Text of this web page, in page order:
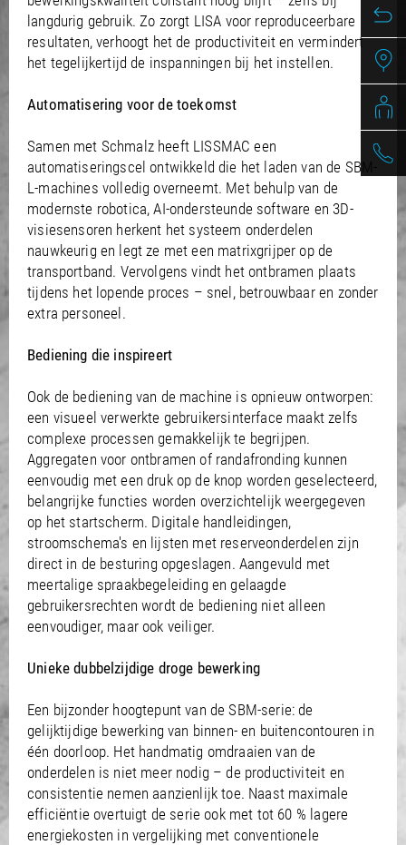
langdurig gebruik. Zo zorgt LISA voor reproduceerbare
resultaten, verhoogt het de productiviteit en vermindert
het tegelijkertijd de inspanningen bij het instellen.
Automatisering voor de toekomst
Samen met Schmalz heeft LISSMAC een
automatiseringscel ontwikkeld die het laden van de SBM-
L-machines volledig overneemt. Met behulp van de
modernste robotica, AI-ondersteunde software en 3D-
visiesensoren herkent het systeem onderdelen
nauwkeurig en legt ze met een matrixgrijper op de
transportband. Vervolgens vindt het ontbramen plaats
tijdens het lopende proces – snel, betrouwbaar en zonder
extra personeel.
Bediening die inspireert
Ook de bediening van de machine is opnieuw ontworpen:
een visueel verwerkte gebruikersinterface maakt zelfs
complexe processen gemakkelijk te begrijpen.
Aggregaten voor ontbramen of randafronding kunnen
eenvoudig met een druk op de knop worden geselecteerd,
belangrijke functies worden overzichtelijk weergegeven
op het startscherm. Digitale handleidingen,
stroomschema's en lijsten met reserveonderdelen zijn
direct in de besturing opgeslagen. Aangevuld met
meertalige spraakbegeleiding en gelaagde
gebruikersrechten wordt de bediening niet alleen
eenvoudiger, maar ook veiliger.
Unieke dubbelzijdige droge bewerking
Een bijzonder hoogtepunt van de SBM-serie: de
gelijktijdige bewerking van binnen- en buitencontouren in
één doorloop. Het handmatig omdraaien van de
onderdelen is niet meer nodig – de productiviteit en
consistentie nemen aanzienlijk toe. Naast maximale
efficiëntie overtuigt de serie ook met tot 60 % lagere
energiekosten in vergelijking met conventionele